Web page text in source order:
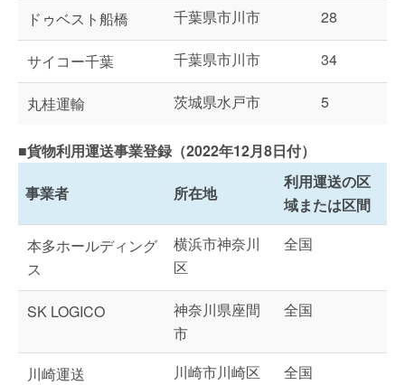
ドゥベスト船橋 千葉県市川市 28
サイコー千葉 千葉県市川市 34
丸桂運輸 茨城県水戸市 5
■貨物利用運送事業登録（2022年12月8日付）
事業者 所在地
利用運送の区
域または区間
本多ホールディング
ス
横浜市神奈川
区
全国
SK LOGICO
神奈川県座間
市
全国
川崎運送 川崎市川崎区 全国